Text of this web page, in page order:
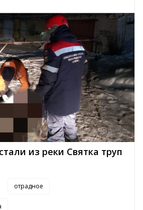
из реки Святка труп
отрадное